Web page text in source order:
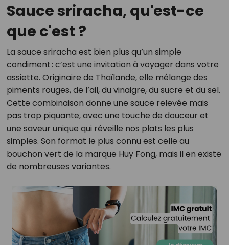
Sauce sriracha, qu'est-ce
que c'est ?
La sauce sriracha est bien plus qu’un simple
condiment : c’est une invitation à voyager dans votre
assiette. Originaire de Thaïlande, elle mélange des
piments rouges, de l’ail, du vinaigre, du sucre et du sel.
Cette combinaison donne une sauce relevée mais
pas trop piquante, avec une touche de douceur et
une saveur unique qui réveille nos plats les plus
simples. Son format le plus connu est celle au
bouchon vert de la marque Huy Fong, mais il en existe
de nombreuses variantes.